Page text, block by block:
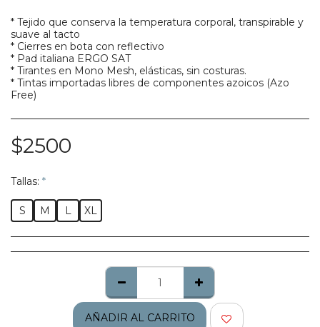
* Tejido que conserva la temperatura corporal, transpirable y
suave al tacto
* Cierres en bota con reflectivo
* Pad italiana ERGO SAT
* Tirantes en Mono Mesh, elásticas, sin costuras.
* Tintas importadas libres de componentes azoicos (Azo
Free)
$2500
Tallas: *
S M L XL
AÑADIR AL CARRITO